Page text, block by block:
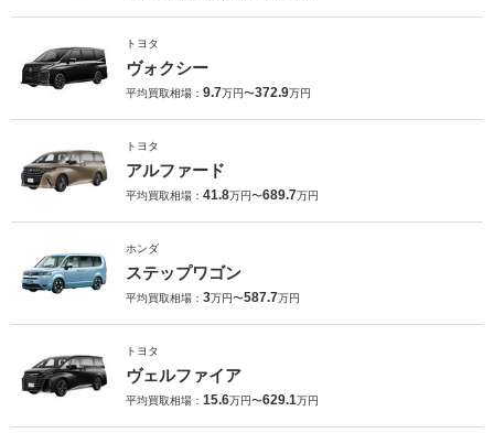
トヨタ
ヴォクシー
平均買取相場： 9.7万円〜372.9万円
トヨタ
アルファード
平均買取相場： 41.8万円〜689.7万円
ホンダ
ステップワゴン
平均買取相場： 3万円〜587.7万円
トヨタ
ヴェルファイア
平均買取相場： 15.6万円〜629.1万円